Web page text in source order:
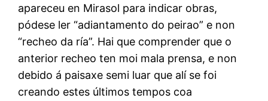
apareceu en Mirasol para indicar obras,
pódese ler “adiantamento do peirao” e non
“recheo da ría”. Hai que comprender que o
anterior recheo ten moi mala prensa, e non
debido á paisaxe semi luar que alí se foi
creando estes últimos tempos coa